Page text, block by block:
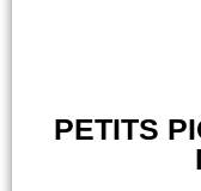
PETITS